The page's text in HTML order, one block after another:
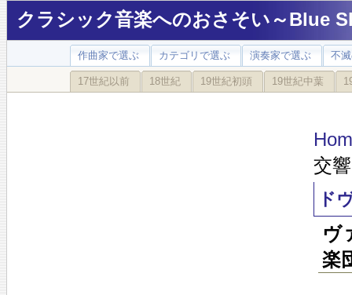
クラシック音楽へのおさそい～Blue
作曲家で選ぶ カテゴリで選ぶ 演奏家で選ぶ 不
17世紀以前 18世紀 19世紀初頭 19世紀中葉
交
ド
ヴ
楽